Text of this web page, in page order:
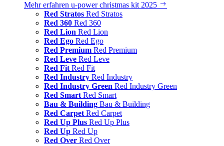
Mehr erfahren u‑power christmas kit 2025
Red Stratos Red Stratos
Red 360 Red 360
Red Lion Red Lion
Red Ego Red Ego
Red Premium Red Premium
Red Leve Red Leve
Red Fit Red Fit
Red Industry Red Industry
Red Industry Green Red Industry Green
Red Smart Red Smart
Bau & Building Bau & Building
Red Carpet Red Carpet
Red Up Plus Red Up Plus
Red Up Red Up
Red Over Red Over